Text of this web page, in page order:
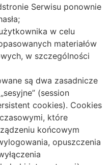
Serwisu ponownie
w celu
materiałów
w szczególności
są dwa zasadnicze
(session
cookies). Cookies
które
końcowym
opuszczenia